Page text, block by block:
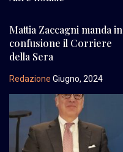
Mattia Zaccagni manda in
confusione il Corriere
della Sera
Redazione Giugno, 2024